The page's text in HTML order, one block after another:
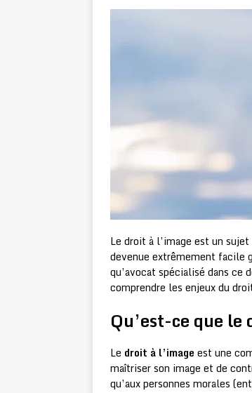
Le droit à l’image est un
devenue extrêmement facile
qu’avocat spécialisé dans
comprendre les enjeux du
Qu’est-ce que le
Le droit à l’image est une
maîtriser son image et de
qu’aux personnes morales